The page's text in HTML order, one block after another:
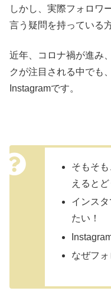
しかし、実際フォロワ
言う疑問を持っている
近年、コロナ禍が進み
クが注目される中でも
Instagramです。
そもそ
えると
インス
たい！
なぜフ